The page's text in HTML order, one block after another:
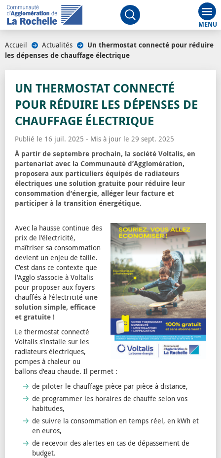
Ouvrir le moteur de
Accueil Actualités
Un thermostat connecté pour réduire
les dépenses de chauffage électrique
UN THERMOSTAT CONNECTÉ
POUR RÉDUIRE LES DÉPENSES DE
CHAUFFAGE ÉLECTRIQUE
Publié le 16 juil. 2025 - Mis à jour le 29 sept. 2025
À partir de septembre prochain, la société Voltalis, en
partenariat avec la Communauté d’Agglomération,
proposera aux particuliers équipés de radiateurs
électriques une solution gratuite pour réduire leur
consommation d’énergie, alléger leur facture et
participer à la transition énergétique.
Avec la hausse continue des
prix de l’électricité,
maîtriser sa consommation
devient un enjeu de taille.
C’est dans ce contexte que
l’Agglo s’associe à Voltalis
pour proposer aux foyers
chauffés à l’électricité une
solution simple, efficace
et gratuite !
Le thermostat connecté
Voltalis s’installe sur les
radiateurs électriques,
pompes à chaleur ou
ballons d’eau chaude. Il permet :
de piloter le chauffage pièce par pièce à distance,
de programmer les horaires de chauffe selon vos
habitudes,
de suivre la consommation en temps réel, en kWh et
en euros,
de recevoir des alertes en cas de dépassement de
budget.